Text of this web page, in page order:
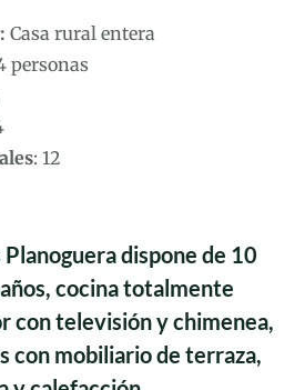
Casa rural entera
personas
: 12
Planoguera dispone de 10
cocina totalmente
con televisión y chimenea,
con mobiliario de terraza,